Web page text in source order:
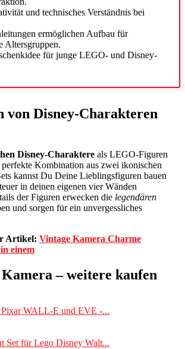
und technisches Verständnis bei
ermöglichen Aufbau für
Altersgruppen.
für junge LEGO- und Disney-
von Disney-Charakteren
Disney-Charaktere als LEGO-Figuren
Kombination aus zwei ikonischen
kannst Du Deine Lieblingsfiguren bauen
in deinen eigenen vier Wänden
der Figuren erwecken die legendären
und sorgen für ein unvergessliches
Artikel: Vintage Kamera Charme
einem
– weitere kaufen
Pixar WALL-E und EVE -...
Set für Lego Disney Walt...